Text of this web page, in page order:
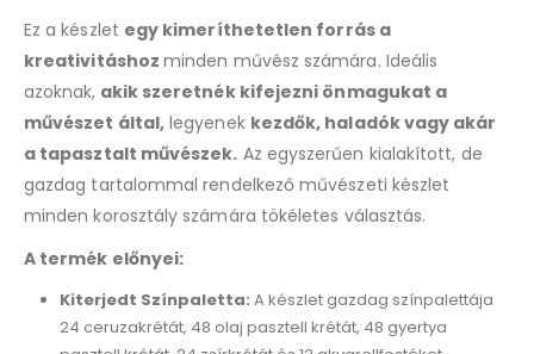
Ez a készlet egy kimeríthetetlen forrás a
kreativitáshozminden művész számára. Ideális
azoknak, akik szeretnék kifejezni önmagukat a
művészet által, legyenek kezdők, haladók vagy akár
a tapasztalt művészek. Az egyszerűen kialakított, de
gazdag tartalommal rendelkező művészeti készlet
minden korosztály számára tökéletes választás.
A termék előnyei:
Kiterjedt Színpaletta: A készlet gazdag színpalettája
24 ceruzakrétát, 48 olaj pasztell krétát, 48 gyertya